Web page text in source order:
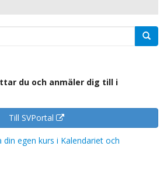
du och anmäler dig till i
Till SVPortal
egen kurs i Kalendariet och